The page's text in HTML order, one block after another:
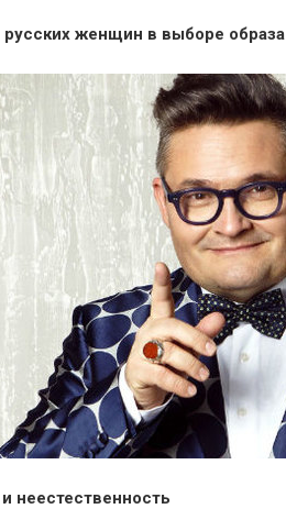
женщин в выборе образа
неестественность